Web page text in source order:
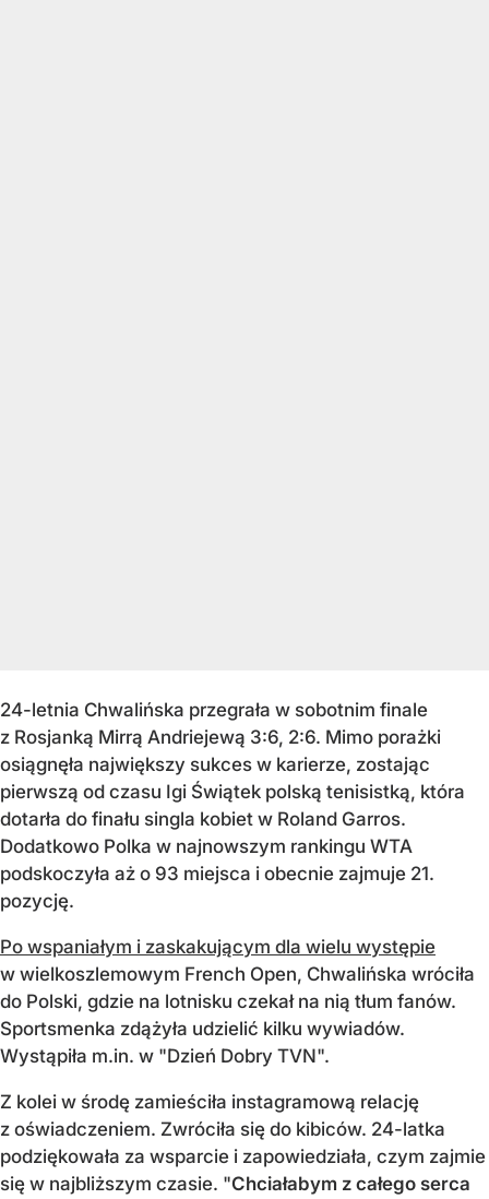
24-letnia Chwalińska przegrała w sobotnim finale
z Rosjanką Mirrą Andriejewą 3:6, 2:6. Mimo porażki
osiągnęła największy sukces w karierze, zostając
pierwszą od czasu Igi Świątek polską tenisistką, która
dotarła do finału singla kobiet w Roland Garros.
Dodatkowo Polka w najnowszym rankingu WTA
podskoczyła aż o 93 miejsca i obecnie zajmuje 21.
pozycję.
Po wspaniałym i zaskakującym dla wielu występie
w wielkoszlemowym French Open, Chwalińska wróciła
do Polski, gdzie na lotnisku czekał na nią tłum fanów.
Sportsmenka zdążyła udzielić kilku wywiadów.
Wystąpiła m.in. w "Dzień Dobry TVN".
Z kolei w środę zamieściła instagramową relację
z oświadczeniem. Zwróciła się do kibiców. 24-latka
podziękowała za wsparcie i zapowiedziała, czym zajmie
się w najbliższym czasie. "Chciałabym z całego serca